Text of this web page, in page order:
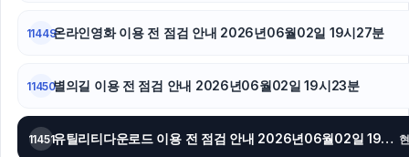
야구반티
11449온라인영화 이용 전 점검 안내 2026년06월02일 19시27분
11450별의길 이용 전 점검 안내 2026년06월02일 19시23분
11451 유틸리티다운로드 이용 전 점검 안내 2026년06월02일 19시16분